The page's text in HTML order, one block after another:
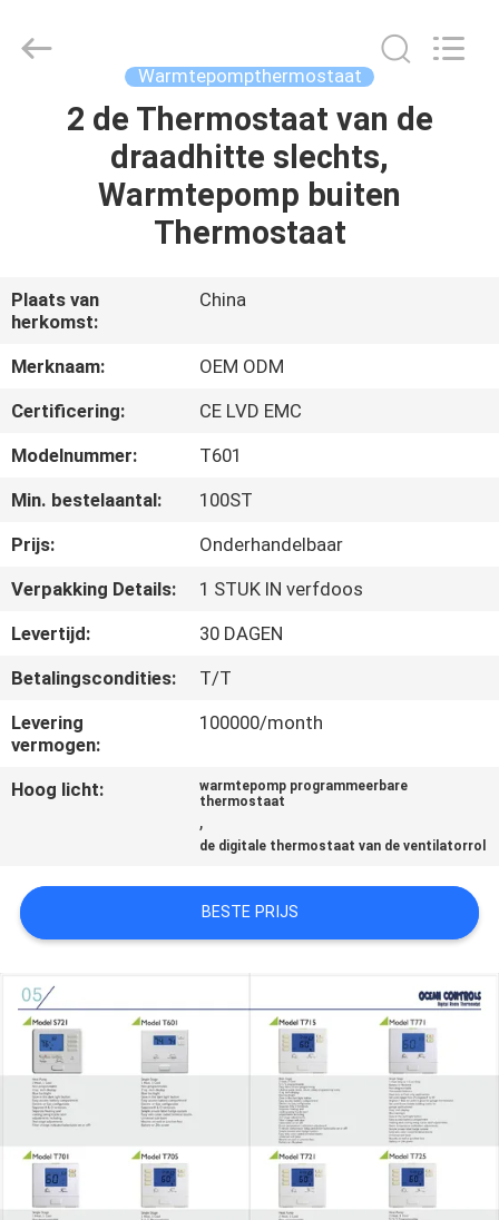
HUIS
PRODUCTEN
TOON
ONGEVEER
ONS
KWALITEITSCONTROLE
CONTACTEER
VERZOEK
EEN
SITEMAP
PRIVACY
POLICY
Limited.
Warmtepompthermostaat
2 de Thermostaat van de
draadhitte slechts,
Warmtepomp buiten
Thermostaat
Plaats van
herkomst:
China
Merknaam:
OEM ODM
Certificering:
CE LVD EMC
Modelnummer:
T601
Min. bestelaantal:
100ST
Prijs:
Onderhandelbaar
Verpakking Details:
1 STUK IN verfdoos
Levertijd:
30 DAGEN
Betalingscondities:
T/T
Levering
vermogen:
100000/month
Hoog licht:
warmtepomp programmeerbare
thermostaat
,
de digitale thermostaat van de ventilatorrol
BESTE PRIJS